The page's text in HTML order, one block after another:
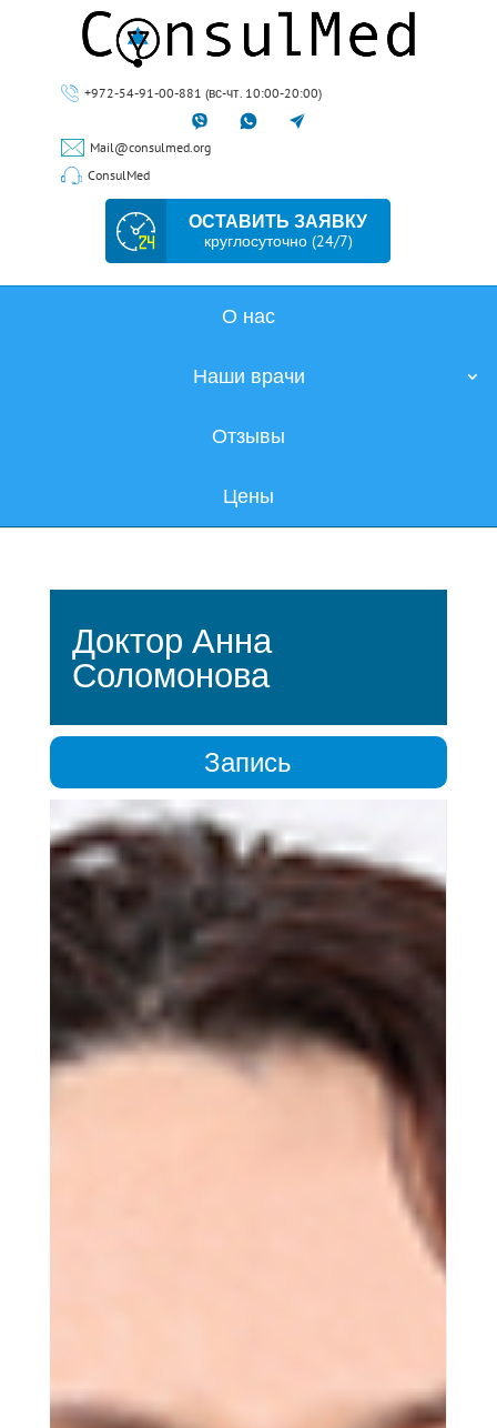
+972-54-91-00-881 (вс-чт. 10:00-20:00)
Mail@consulmed.org
ConsulMed
ОСТАВИТЬ ЗАЯВКУ
круглосуточно (24/7)
О нас
Наши врачи
Отзывы
Цены
Доктор Анна
Соломонова
Запись